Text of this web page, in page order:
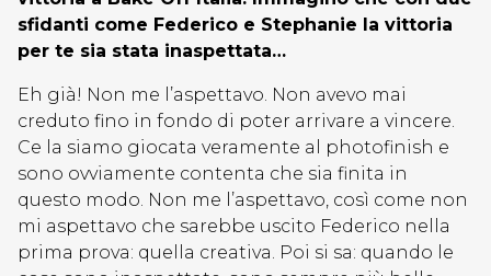
sfidanti come Federico e Stephanie la vittoria
per te sia stata inaspettata…
Eh già! Non me l’aspettavo. Non avevo mai
creduto fino in fondo di poter arrivare a vincere.
Ce la siamo giocata veramente al photofinish e
sono ovviamente contenta che sia finita in
questo modo. Non me l’aspettavo, così come non
mi aspettavo che sarebbe uscito Federico nella
prima prova: quella creativa. Poi si sa: quando le